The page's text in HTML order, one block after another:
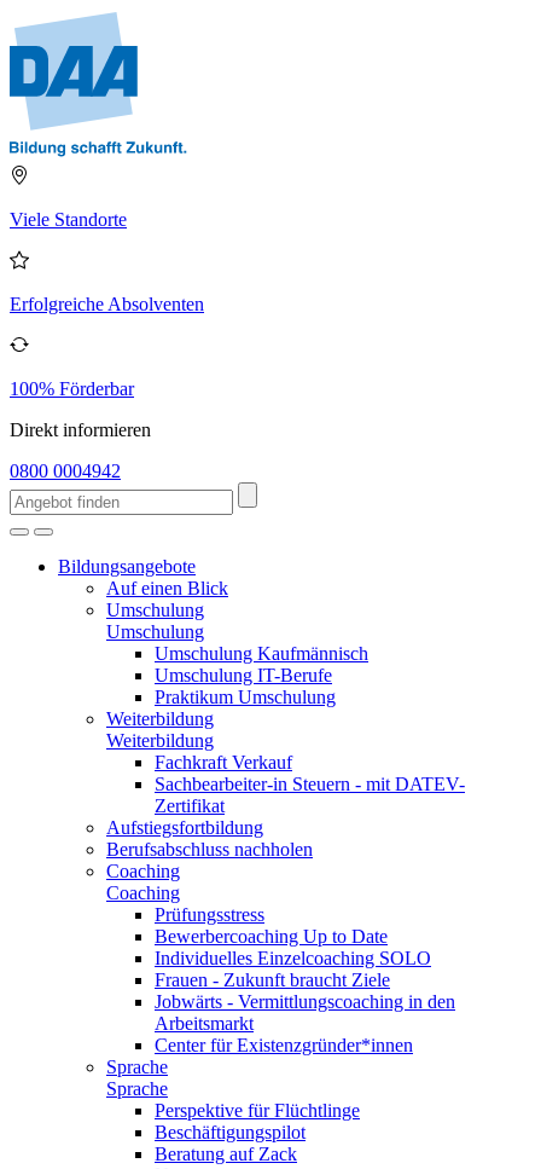
Viele Standorte
Erfolgreiche Absolventen
100% Förderbar
Direkt informieren
0800 0004942
Bildungsangebote
Auf einen Blick
Umschulung
Umschulung
Umschulung Kaufmännisch
Umschulung IT-Berufe
Praktikum Umschulung
Weiterbildung
Weiterbildung
Fachkraft Verkauf
Sachbearbeiter-in Steuern - mit DATEV-
Zertifikat
Aufstiegsfortbildung
Berufsabschluss nachholen
Coaching
Coaching
Prüfungsstress
Bewerbercoaching Up to Date
Individuelles Einzelcoaching SOLO
Frauen - Zukunft braucht Ziele
Jobwärts - Vermittlungscoaching in den
Arbeitsmarkt
Center für Existenzgründer*innen
Sprache
Sprache
Perspektive für Flüchtlinge
Beschäftigungspilot
Beratung auf Zack